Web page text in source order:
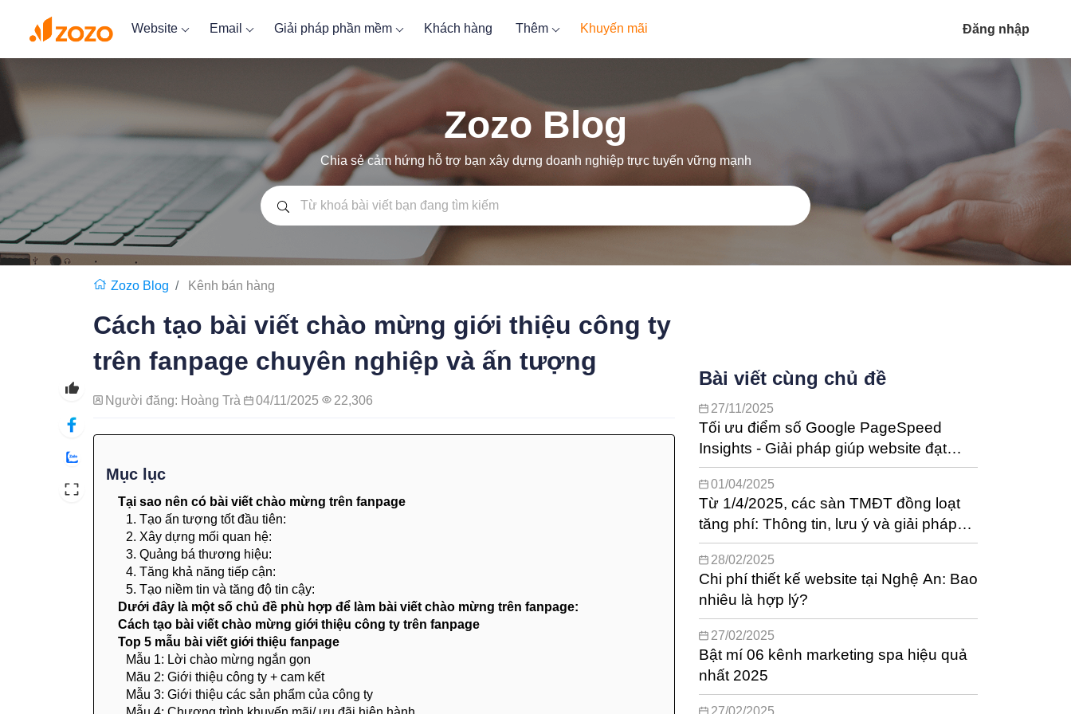
Website Email Giải pháp phần mềm Khách hàng Thêm Khuyến mãi Đăng nhập
Zozo Blog
Chia sẻ cảm hứng hỗ trợ bạn xây dựng doanh nghiệp trực tuyến vững mạnh
Zozo Blog Kênh bán hàng
Cách tạo bài viết chào mừng giới thiệu công ty
trên fanpage chuyên nghiệp và ấn tượng
Người đăng: Hoàng Trà 04/11/2025 22,306
Mục lục
Tại sao nên có bài viết chào mừng trên fanpage
1. Tạo ấn tượng tốt đầu tiên:
2. Xây dựng mối quan hệ:
3. Quảng bá thương hiệu:
4. Tăng khả năng tiếp cận:
5. Tạo niềm tin và tăng độ tin cậy:
Dưới đây là một số chủ đề phù hợp để làm bài viết chào mừng trên fanpage:
Cách tạo bài viết chào mừng giới thiệu công ty trên fanpage
Top 5 mẫu bài viết giới thiệu fanpage
Mẫu 1: Lời chào mừng ngắn gọn
Mãu 2: Giới thiệu công ty + cam kết
Mẫu 3: Giới thiệu các sản phẩm của công ty
Bài viết cùng chủ đề
27/11/2025
Tối ưu điểm số Google PageSpeed
Insights - Giải pháp giúp website đạt
hiệu suất tốt nhất
01/04/2025
Từ 1/4/2025, các sàn TMĐT đồng loạt
tăng phí: Thông tin, lưu ý và giải pháp
cho nhà bán hàng
28/02/2025
Chi phí thiết kế website tại Nghệ An: Bao
nhiêu là hợp lý?
27/02/2025
Bật mí 06 kênh marketing spa hiệu quả
nhất 2025
27/02/2025